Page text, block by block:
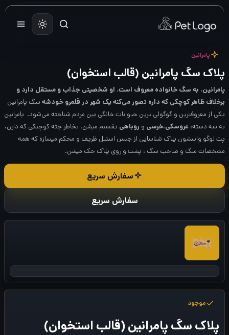
پرش
پامرانین
پلاک سگ پامرانین (قالب استخوان)
پامرانین، به سگ خانواده معروف است. او شخصیتی جذاب و مستقل دارد و
برخلاف ظاهر کوچکی که داره تصور می‌کنه یک شهر در قلمرو خودشه سگ پامرانین
یکی از معروفترین و گوگولی ترین حیوانات خانگی بین مردم شناخته می‌شود. پامرانین
به سه دسته: عروسکی،خرسی و روباهی تقسیم میشن. بخاطر جثه کوچیکی که دارن،
پت لوگو واسشون پلاک شناسایی از جنس استیل ظریف و محکم میسازه که همه
مشخصات سگ و صاحب سگ ، پشت و روی پلاک حک میشن.
سفارش سریع
سفارش سریع
موجود
پلاک سگ پامرانین (قالب استخوان)